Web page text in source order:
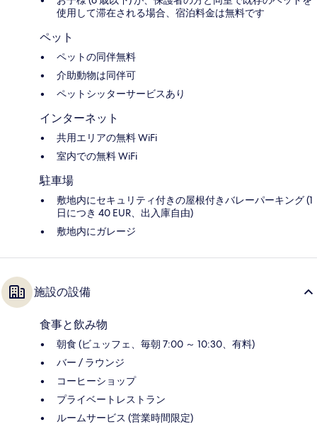
使用して滞在される場合、宿泊料金は無料です
ペット
ペットの同伴無料
介助動物は同伴可
ペットシッターサービスあり
インターネット
共用エリアの無料 WiFi
室内での無料 WiFi
駐車場
敷地内にセキュリティ付きの屋根付きバレーパーキング (1
日につき 40 EUR、出入庫自由)
敷地内にガレージ
施設の設備
食事と飲み物
朝食 (ビュッフェ、毎朝 7:00 ～ 10:30、有料)
バー / ラウンジ
コーヒーショップ
プライベートレストラン
ルームサービス (営業時間限定)